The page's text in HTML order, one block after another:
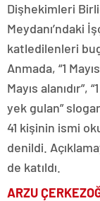
Dişhekimleri
Meydanı’ndaki
katledilenleri
Anmada, “1
Mayıs alanıdır”,
yek gulan”
41 kişinin ismi
denildi.
de katıldı.
ARZU